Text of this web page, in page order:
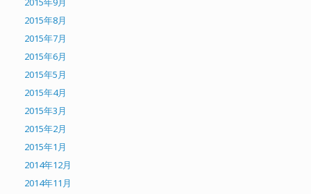
2015年8月
2015年7月
2015年6月
2015年5月
2015年4月
2015年3月
2015年2月
2015年1月
2014年12月
2014年11月